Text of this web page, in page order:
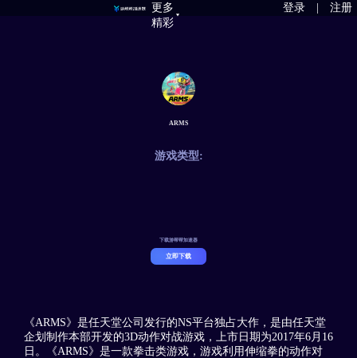
更多
精彩
登录 注册
ARMS
游戏类型:
下载游帮帮加速器
立即下载
《ARMS》是任天堂公司发行的NS平台独占大作，是由任天堂
企划制作本部开发的3D动作对战游戏，上市日期为2017年6月16
日。《ARMS》是一款拳击类游戏，游戏利用伸缩拳的动作对